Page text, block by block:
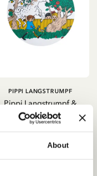
About
Pippi Langstrumpf &
Kleiner Onkel - Tischset
und Tablett
PIPPI LANGSTRUMPF